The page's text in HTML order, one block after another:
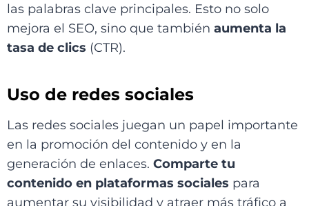
las palabras clave principales. Esto no solo
mejora el SEO, sino que también aumenta la
tasa de clics (CTR).
Uso de redes sociales
Las redes sociales juegan un papel importante
en la promoción del contenido y en la
generación de enlaces. Comparte tu
contenido en plataformas sociales para
aumentar su visibilidad y atraer más tráfico a